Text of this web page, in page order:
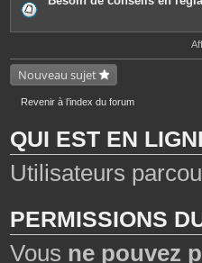
Nouveau sujet
Revenir à l’index du forum
QUI EST EN
Utilisateurs
PERMISSIONS
Vous ne pouvez